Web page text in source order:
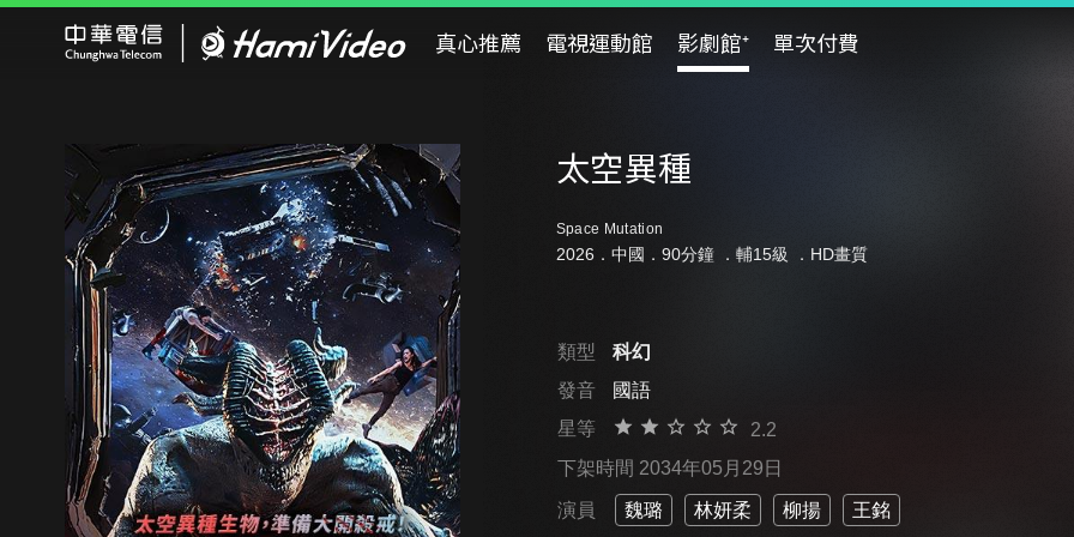
真心推薦 電視運動館 影劇館⁺ 單次付費
太空異種
Space Mutation
2026．中國．90分鐘 ． 輔15級 ．HD畫質
類型
科幻
發音
國語
星等
2.2
下架時間 2034年05月29日
演員 魏璐 林妍柔 柳揚 王銘